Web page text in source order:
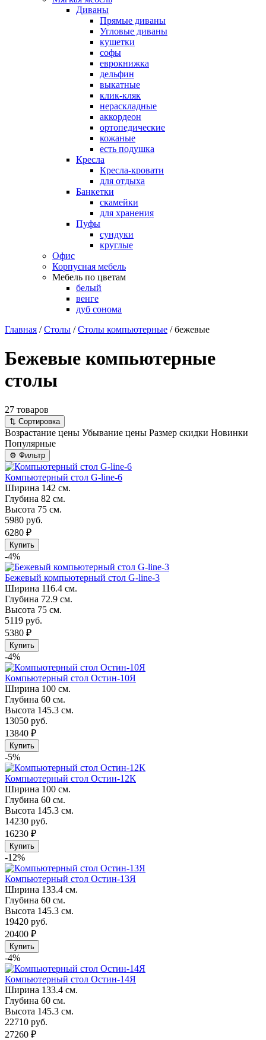
Диваны
Прямые диваны
Угловые диваны
кушетки
софы
еврокнижка
дельфин
выкатные
клик-кляк
нераскладные
аккордеон
ортопедические
кожаные
есть подушка
Кресла
Кресла-кровати
для отдыха
Банкетки
скамейки
для хранения
Пуфы
сундуки
круглые
Офис
Корпусная мебель
Мебель по цветам
белый
венге
дуб сонома
Главная / Столы / Столы компьютерные /бежевые
Бежевые компьютерные
столы
27 товаров
⇅ Сортировка
Возрастание цены Убывание цены Размер скидки Новинки
Популярные
⚙ Фильтр
Компьютерный стол G-line-6
Ширина 142 см.
Глубина 82 см.
Высота 75 см.
5980 руб.
6280 ₽
Купить
-4%
Бежевый компьютерный стол G-line-3
Ширина 116.4 см.
Глубина 72.9 см.
Высота 75 см.
5119 руб.
5380 ₽
Купить
-4%
Компьютерный стол Остин-10Я
Ширина 100 см.
Глубина 60 см.
Высота 145.3 см.
13050 руб.
13840 ₽
Купить
-5%
Компьютерный стол Остин-12К
Ширина 100 см.
Глубина 60 см.
Высота 145.3 см.
14230 руб.
16230 ₽
Купить
-12%
Компьютерный стол Остин-13Я
Ширина 133.4 см.
Глубина 60 см.
Высота 145.3 см.
19420 руб.
20400 ₽
Купить
-4%
Компьютерный стол Остин-14Я
Ширина 133.4 см.
Глубина 60 см.
Высота 145.3 см.
22710 руб.
27260 ₽